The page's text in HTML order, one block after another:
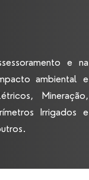
e na
ambiental e
Mineração,
Irrigados e